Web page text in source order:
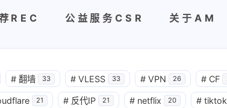
REC 公益服务CSR 关于AM
# 翻墙 33 # VLESS 33 # VPN 26 # CF
21 # 反代IP 21 # netflix 20 # tiktok